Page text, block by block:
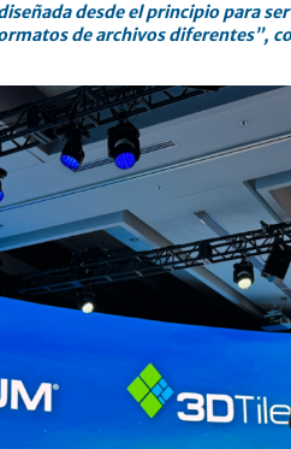
desde el principio para
de archivos diferentes”,